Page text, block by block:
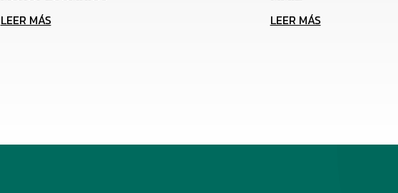
LEER MÁS LEER MÁS